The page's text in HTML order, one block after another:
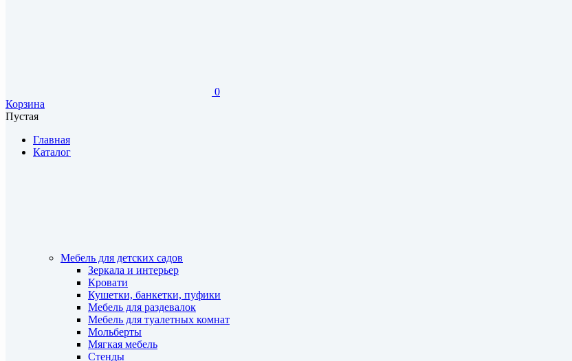
0
Корзина
Пустая
Главная
Каталог
Мебель для детских садов
Зеркала и интерьер
Кровати
Кушетки, банкетки, пуфики
Мебель для раздевалок
Мебель для туалетных комнат
Мольберты
Мягкая мебель
Стенды